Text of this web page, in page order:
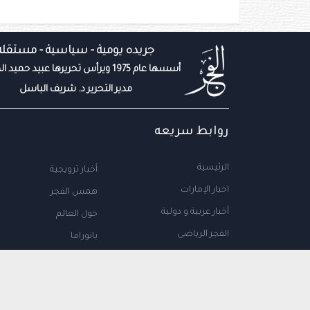
جريده يومية - سياسية -
أسسها عام 1975 ويرأس تحريرها عبيد حميد المزروعي
مدير التحرير د. شريف الباسل
روابط سريعه
الرئيسية
اخبار الإمارات
أخبار عربية و دولية
الفجر الرياضى
أخبار ترويجية
همس الفجر
حول العالم
بانوراما